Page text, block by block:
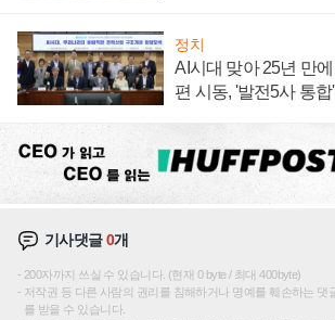
정치
AI시대 맞아 25년 만
편 시동, '발전5사 통
기사댓글0개
200자까지 쓰실 수 있습니다. (현재 0 byte / 최대 400byte)
저작권 등 다른 사람의 권리를 침해하거나 명예를 훼손하는 댓
를 받을 수 있습니다.